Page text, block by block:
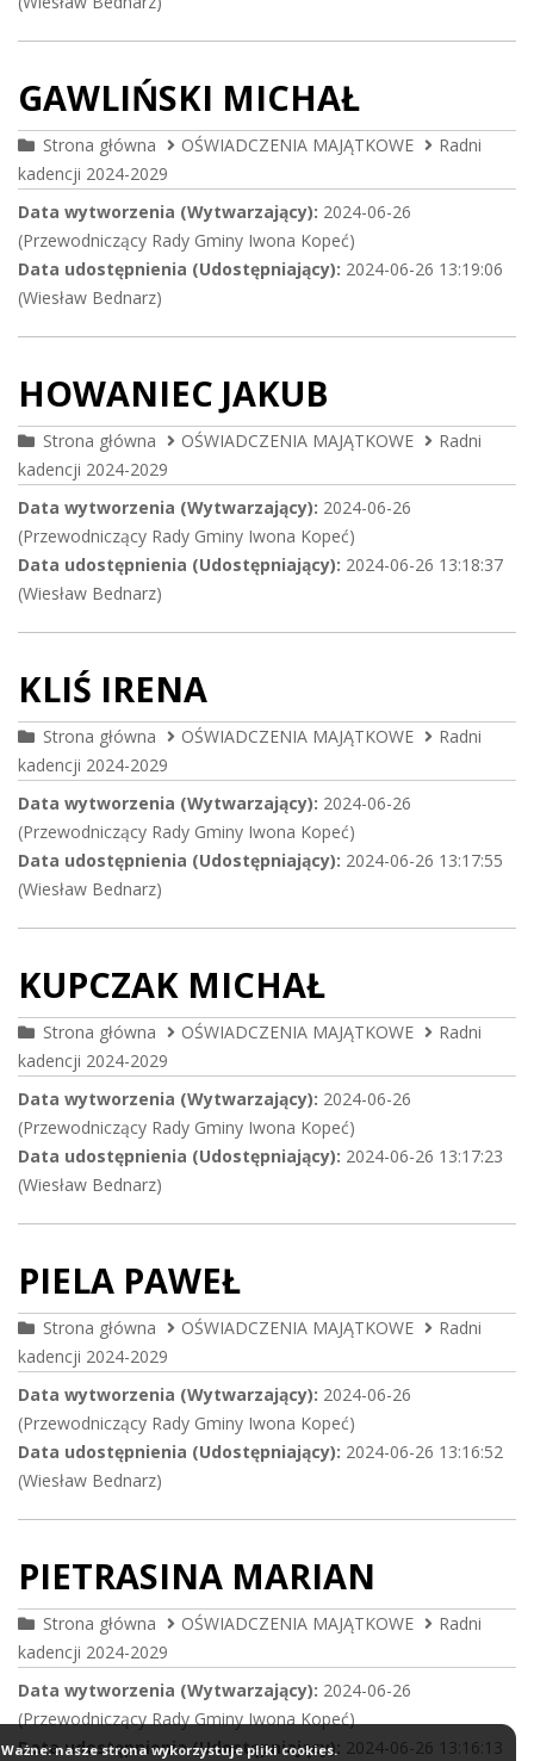
GAWLIŃSKI MICHAŁ
Strona główna OŚWIADCZENIA MAJĄTKOWE
Radni
kadencji 2024-2029
Data wytworzenia (Wytwarzający): 2024-06-26
(Przewodniczący Rady Gminy Iwona Kopeć)
Data udostępnienia (Udostępniający): 2024-06-26 13:19:06
(Wiesław Bednarz)
HOWANIEC JAKUB
Strona główna OŚWIADCZENIA MAJĄTKOWE
Radni
kadencji 2024-2029
Data wytworzenia (Wytwarzający): 2024-06-26
(Przewodniczący Rady Gminy Iwona Kopeć)
Data udostępnienia (Udostępniający): 2024-06-26 13:18:37
(Wiesław Bednarz)
KLIŚ IRENA
Strona główna OŚWIADCZENIA MAJĄTKOWE
Radni
kadencji 2024-2029
Data wytworzenia (Wytwarzający): 2024-06-26
(Przewodniczący Rady Gminy Iwona Kopeć)
Data udostępnienia (Udostępniający): 2024-06-26 13:17:55
(Wiesław Bednarz)
KUPCZAK MICHAŁ
Strona główna OŚWIADCZENIA MAJĄTKOWE
Radni
kadencji 2024-2029
Data wytworzenia (Wytwarzający): 2024-06-26
(Przewodniczący Rady Gminy Iwona Kopeć)
Data udostępnienia (Udostępniający): 2024-06-26 13:17:23
(Wiesław Bednarz)
PIELA PAWEŁ
Strona główna OŚWIADCZENIA MAJĄTKOWE
Radni
kadencji 2024-2029
Data wytworzenia (Wytwarzający): 2024-06-26
(Przewodniczący Rady Gminy Iwona Kopeć)
Data udostępnienia (Udostępniający): 2024-06-26 13:16:52
(Wiesław Bednarz)
PIETRASINA MARIAN
Strona główna OŚWIADCZENIA MAJĄTKOWE
Radni
kadencji 2024-2029
Data wytworzenia (Wytwarzający): 2024-06-26
(Przewodniczący Rady Gminy Iwona Kopeć)
Data udostępnienia (Udostępniający): 2024-06-26 13:16:13
Ważne: nasze strona wykorzystuje pliki cookies.